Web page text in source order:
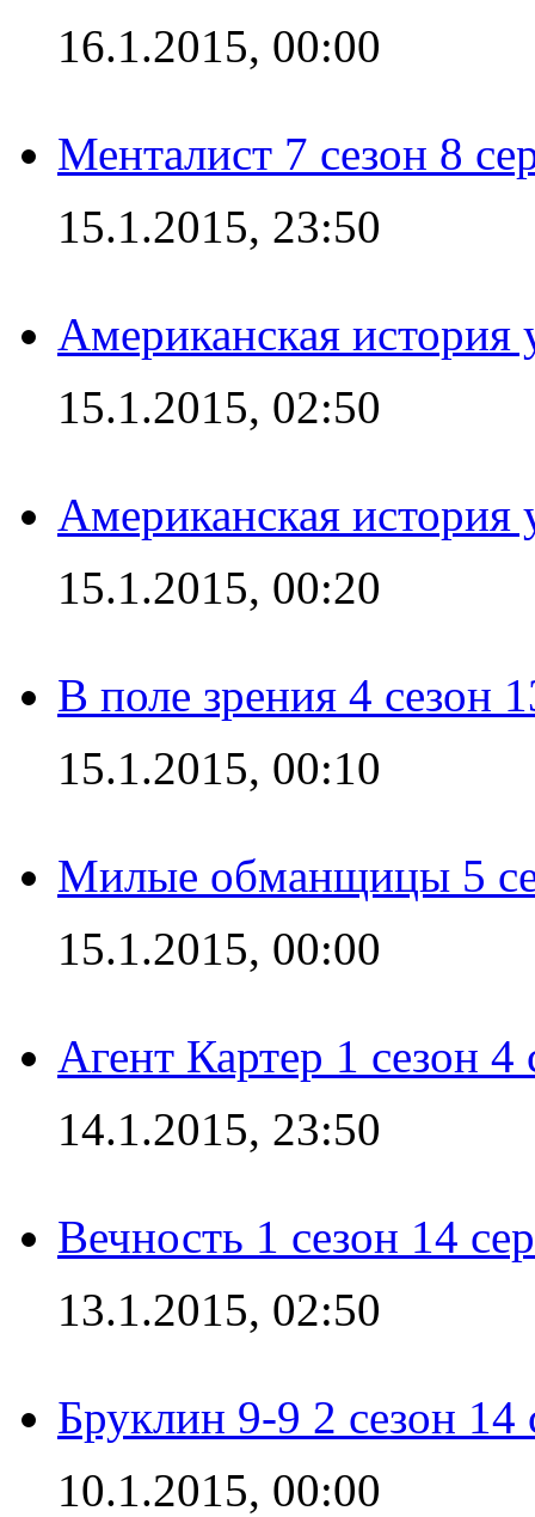
16.1.2015, 00:00
Менталист 7 сезон 8
15.1.2015, 23:50
Американская история
15.1.2015, 02:50
Американская история
15.1.2015, 00:20
В поле зрения 4 сезон
15.1.2015, 00:10
Милые обманщицы 5
15.1.2015, 00:00
Агент Картер 1 сезон 4
14.1.2015, 23:50
Вечность 1 сезон 14
13.1.2015, 02:50
Бруклин 9-9 2 сезон 14
10.1.2015, 00:00